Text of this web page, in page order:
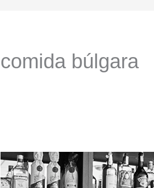
comida búlgara
Los